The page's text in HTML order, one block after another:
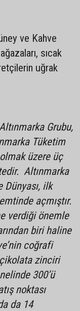
ve Kahve
sıcak
uğrak
Grubu,
Tüketim
üzere üç
Altınmarka
ilk
açmıştır.
verdiği önemle
biri haline
coğrafi
zinciri
300’ü
noktası
da 14